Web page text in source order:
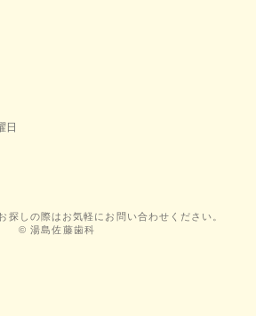
日
探しの際はお気軽にお問い合わせください。
© 湯島佐藤歯科